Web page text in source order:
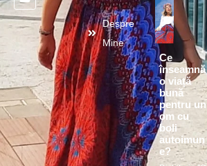
Despre
Mine
Ce
înseamnă
o viață
bună
pentru un
om cu
boli
autoimun
e?